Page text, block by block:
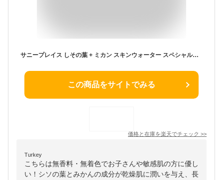
サニープレイス しその葉 + ミカン スキンウォーター スペシャルジェル 500mL【デリケート肌 乾燥肌 敏感肌 かゆみ 対策 予防 全身用スキンケアジェル 化粧水 女性 子ども あせも さっぱり ベタつかない しっとり 低刺激 ジェル】
この商品をサイトでみる
価格と在庫を楽天でチェック >>
Turkey
こちらは無香料・無着色でお子さんや敏感肌の方に優し
い！シソの葉とみかんの成分が乾燥肌に潤いを与え、長